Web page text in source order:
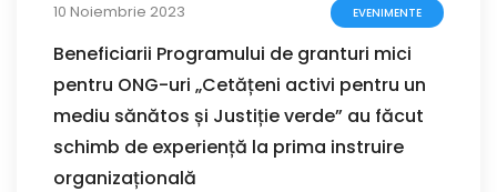
10 Noiembrie 2023 EVENIMENTE
Beneficiarii Programului de granturi mici
pentru ONG-uri „Cetățeni activi pentru un
mediu sănătos și Justiție verde” au făcut
schimb de experiență la prima instruire
organizațională